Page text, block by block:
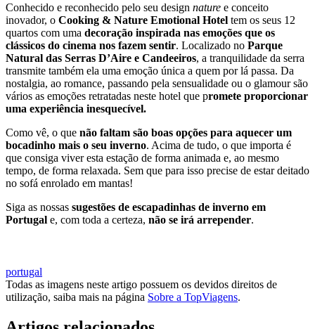
Conhecido e reconhecido pelo seu design nature e conceito
inovador, o Cooking & Nature Emotional Hotel tem os seus 12
quartos com uma decoração inspirada nas emoções que os
clássicos do cinema nos fazem sentir. Localizado no Parque
Natural das Serras D’Aire e Candeeiros, a tranquilidade da serra
transmite também ela uma emoção única a quem por lá passa. Da
nostalgia, ao romance, passando pela sensualidade ou o glamour são
vários as emoções retratadas neste hotel que promete proporcionar
uma experiência inesquecível.
Como vê, o que não faltam são boas opções para aquecer um
bocadinho mais o seu inverno. Acima de tudo, o que importa é
que consiga viver esta estação de forma animada e, ao mesmo
tempo, de forma relaxada. Sem que para isso precise de estar deitado
no sofá enrolado em mantas!
Siga as nossas sugestões de escapadinhas de inverno em
Portugal e, com toda a certeza, não se irá arrepender.
portugal
Todas as imagens neste artigo possuem os devidos direitos de
utilização, saiba mais na página Sobre a TopViagens.